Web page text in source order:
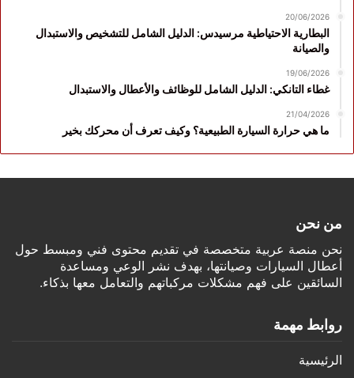
20/06/2026
البطارية الاحتياطية مرسيدس: الدليل الشامل للتشخيص والاستبدال
والصيانة
19/06/2026
غطاء التانكي: الدليل الشامل للوظائف والأعطال والاستبدال
21/04/2026
ما هي حرارة السيارة الطبيعية؟ وكيف تعرف أن محركك بخير
من نحن
نحن منصة عربية متخصصة في تقديم محتوى فني ومبسط حول
أعطال السيارات وصيانتها، بهدف نشر الوعي ومساعدة
السائقين على فهم مشكلات مركباتهم والتعامل معها بذكاء.
روابط مهمة
الرئيسية